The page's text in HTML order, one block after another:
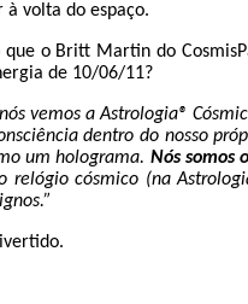
volta do espaço.
que o Britt Martin do
de 10/06/11?
vemos a Astrologia®
dentro do nosso
um holograma. Nós somos
relógio cósmico (na